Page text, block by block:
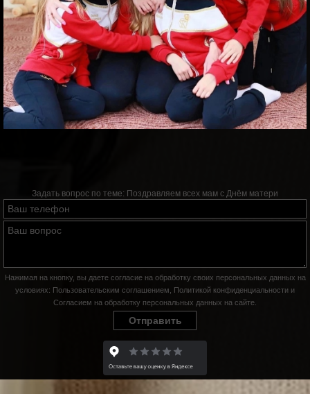
Задать вопрос по теме: Поздравляем всех мам с Днём матери
Нажимая на кнопку, вы даете согласие на обработку своих персональных данных на
условиях: Пользовательским соглашением, Политикой конфиденциальности и
Согласием на обработку персональных данных на сайте.
Отправить